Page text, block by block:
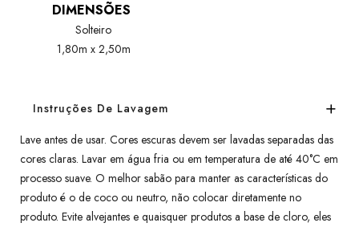
DIMENSÕES
Solteiro
1,80m x 2,50m
Instruções De Lavagem
Lave antes de usar. Cores escuras devem ser lavadas separadas das
cores claras. Lavar em água fria ou em temperatura de até 40°C em
processo suave. O melhor sabão para manter as características do
produto é o de coco ou neutro, não colocar diretamente no
produto. Evite alvejantes e quaisquer produtos a base de cloro, eles